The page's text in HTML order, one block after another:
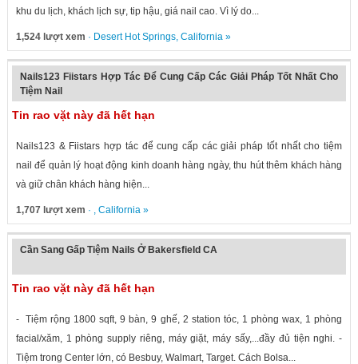
khu du lịch, khách lịch sự, tip hậu, giá nail cao. Vì lý do...
1,524 lượt xem · Desert Hot Springs, California»
Nails123 Fiistars Hợp Tác Để Cung Cấp Các Giải Pháp Tốt Nhất Cho
Tiệm Nail
Tin rao vặt này đã hết hạn
Nails123 & Fiistars hợp tác để cung cấp các giải pháp tốt nhất cho tiệm
nail để quản lý hoạt động kinh doanh hàng ngày, thu hút thêm khách hàng
và giữ chân khách hàng hiện...
1,707 lượt xem · , California»
Cần Sang Gấp Tiệm Nails Ở Bakersfield CA
Tin rao vặt này đã hết hạn
- Tiệm rộng 1800 sqft, 9 bàn, 9 ghế, 2 station tóc, 1 phòng wax, 1 phòng
facial/xăm, 1 phòng supply riêng, máy giặt, máy sấy,...đầy đủ tiện nghi. -
Tiệm trong Center lớn, có Besbuy, Walmart, Target. Cách Bolsa...